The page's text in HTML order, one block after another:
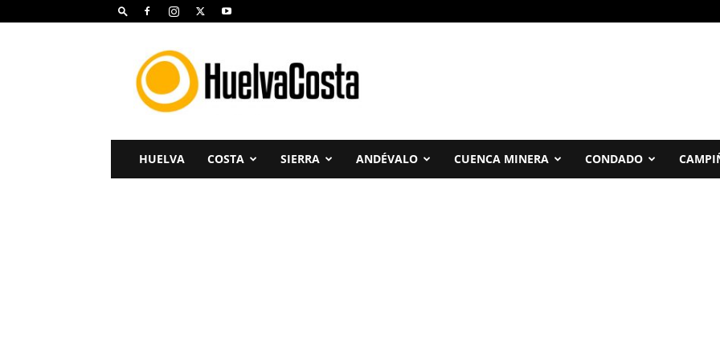
Huelva
Costa
HUELVA COSTA SIERRA ANDÉVALO CUENCA MINERA CONDADO